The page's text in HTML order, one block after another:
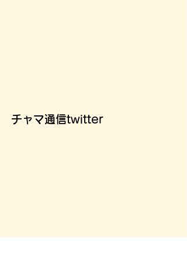
チャマ通信twitter